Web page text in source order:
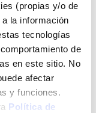
(propias y/o de
la información
tecnologías
de
en este sitio. No
afectar
y funciones.
Política de
a domicilio:
5 días hábiles
+ INFO